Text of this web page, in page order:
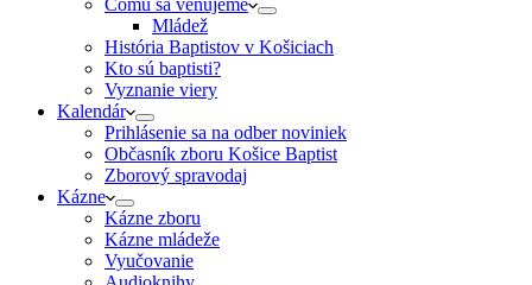
Čomu sa venujeme
Mládež
História Baptistov v Košiciach
Kto sú baptisti?
Vyznanie viery
Kalendár
Prihlásenie sa na odber noviniek
Občasník zboru Košice Baptist
Zborový spravodaj
Kázne
Kázne zboru
Kázne mládeže
Vyučovanie